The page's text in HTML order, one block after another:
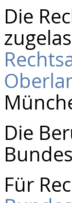
Die
Die
Für